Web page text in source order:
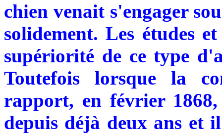
chien venait s'engager
solidement. Les études
supériorité de ce type
Toutefois lorsque la
rapport, en février
depuis déjà deux ans